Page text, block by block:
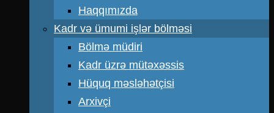
Haqqımızda
Kadr və ümumi işlər bölməsi
Bölmə müdiri
Kadr üzrə mütəxəssis
Hüquq məsləhətçisi
Arxivçi